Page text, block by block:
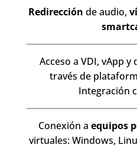
Redirección de audio,
Acceso a VDI, vApp
través de
Integración
Conexión a equipos
virtuales: Windows,